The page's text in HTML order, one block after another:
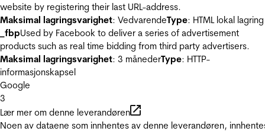
website by registering their last URL-address.
Maksimal lagringsvarighet: VedvarendeType: HTML lokal lagring
_fbpUsed by Facebook to deliver a series of advertisement
products such as real time bidding from third party advertisers.
Maksimal lagringsvarighet: 3 månederType: HTTP-
informasjonskapsel
Google
3
Lær mer om denne leverandøren
Noen av dataene som innhentes av denne leverandøren,